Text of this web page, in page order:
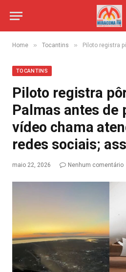
Home » Tocantins » Piloto registra pôr do sol em
TOCANTINS
Piloto registra
Palmas antes de
vídeo chama
redes sociais;
maio 22, 2026 Nenhum comentário